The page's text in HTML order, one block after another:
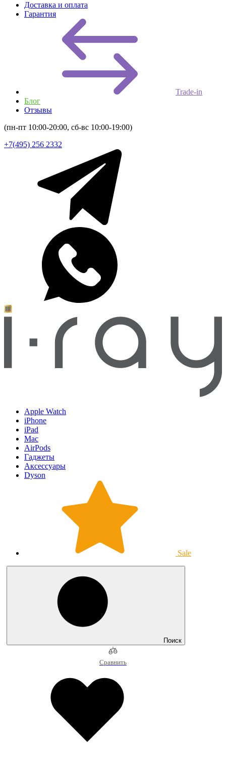
Доставка и оплата
Гарантия
Trade-in
Блог
Отзывы
(пн-пт 10:00-20:00, сб-вс 10:00-19:00)
+7(495) 256 2332
Apple Watch
iPhone
iPad
Mac
AirPods
Гаджеты
Аксессуары
Dyson
Sale
Поиск
Сравнить